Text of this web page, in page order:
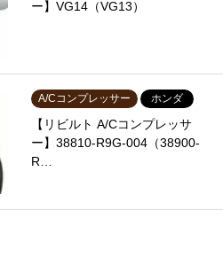
ー】VG14（VG13）
A/Cコンプレッサー ホンダ
【リビルト A/Cコンプレッサ
ー】38810-R9G-004（38900-
R…